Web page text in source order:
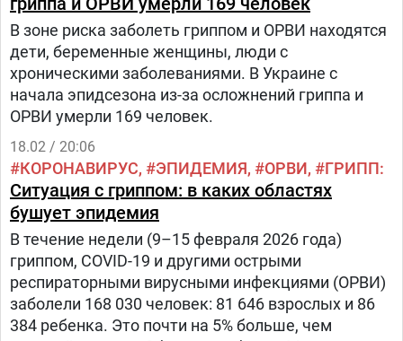
В зоне риска заболеть гриппом и ОРВИ находятся
дети, беременные женщины, люди с
хроническими заболеваниями. В Украине с
начала эпидсезона из-за осложнений гриппа и
ОРВИ умерли 169 человек.
18.02 / 20:06
КОРОНАВИРУС ЭПИДЕМИЯ ОРВИ ГРИПП
Ситуация с гриппом: в каких областях
бушует эпидемия
В течение недели (9–15 февраля 2026 года)
гриппом, COVID-19 и другими острыми
респираторными вирусными инфекциями (ОРВИ)
заболели 168 030 человек: 81 646 взрослых и 86
384 ребенка. Это почти на 5% больше, чем